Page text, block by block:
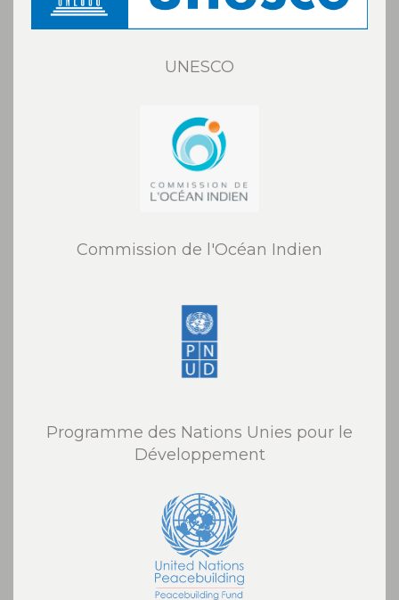
UNESCO
Commission de l'Océan Indien
Programme des Nations Unies pour le
Développement